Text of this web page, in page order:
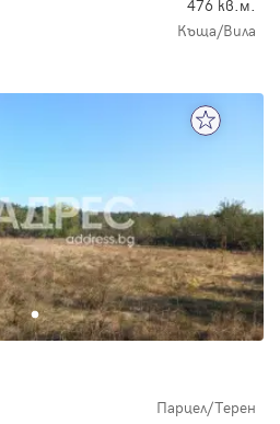
476 кв.м.
Къща/Вила
Парцел/Терен